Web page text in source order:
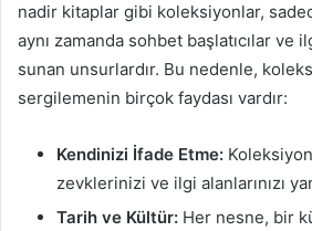
nadir kitaplar gibi koleksiyonlar,
aynı zamanda sohbet başlatıcılar ve
sunan unsurlardır. Bu nedenle,
sergilemenin birçok faydası vardır:
Kendinizi İfade Etme:
zevklerinizi ve ilgi alanlarınızı
Tarih ve Kültür: Her nesne, bir